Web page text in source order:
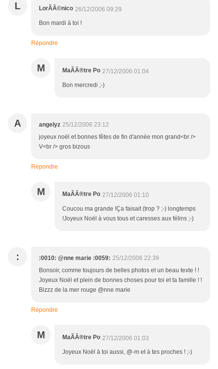
L LorÃÂ©nico 26/12/2006 09:29
Bon mardi à toi !
Répondre
M MaÃÂ®tre Po 27/12/2006 01:04
Bon mercredi ;-)
A angelyz 25/12/2006 23:12
joyeux noël et bonnes fêtes de fin d'année mon grand<br />
V<br /> gros bizous
Répondre
M MaÃÂ®tre Po 27/12/2006 01:10
Coucou ma grande !Ça faisait (trop ? ;-) longtemps
!Joyeux Noël à vous tous et caresses aux félins ;-)
: :0010: @nne marie :0059: 25/12/2006 22:39
Bonsoir, comme toujours de belles photos et un beau texte ! !
Joyeux Noël et plein de bonnes choses pour toi et ta famille ! !
Bizzz de la mer rouge @nne marie
Répondre
M MaÃÂ®tre Po 27/12/2006 01:03
Joyeux Noël à toi aussi, @-m et à tes proches ! ;-)